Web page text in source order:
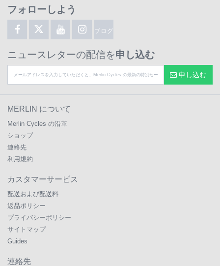
フォローしよう
ブログ
ニュースレターの配信を申し込む
申し込む
MERLIN について
Merlin Cycles の沿革
ショップ
連絡先
利用規約
カスタマーサービス
配送および配送料
返品ポリシー
プライバシーポリシー
サイトマップ
Guides
連絡先